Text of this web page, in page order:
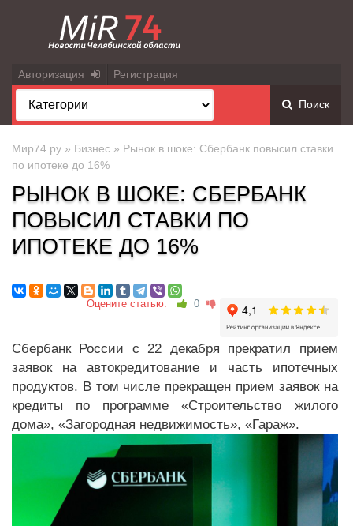
Авторизация Регистрация
Поиск
Мир74.ру » Бизнес » Рынок в шоке: Сбербанк повысил ставки
по ипотеке до 16%
РЫНОК В ШОКЕ: СБЕРБАНК
ПОВЫСИЛ СТАВКИ ПО
ИПОТЕКЕ ДО 16%
Оцените статью: 0
Сбербанк России с 22 декабря прекратил прием
заявок на автокредитование и часть ипотечных
продуктов. В том числе прекращен прием заявок на
кредиты по программе «Строительство жилого
дома», «Загородная недвижимость», «Гараж».